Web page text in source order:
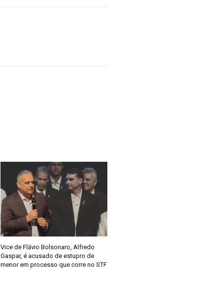
Vice de Flávio Bolsonaro, Alfredo
Gaspar, é acusado de estupro de
menor em processo que corre no STF